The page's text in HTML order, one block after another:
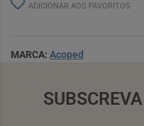
ADICIONAR AOS FAVORITOS
MARCA: Acoped